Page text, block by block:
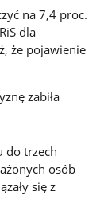
na 7,4 proc.
dla
że pojawienie
zabiła
do trzech
osób
się z